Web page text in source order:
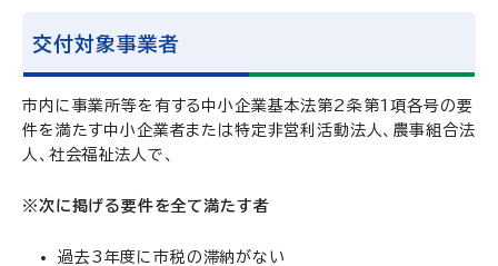
交付対象事業者
市内に事業所等を有する中小企業基本法第2条第1項各号の要
件を満たす中小企業者または特定非営利活動法人、農事組合法
人、社会福祉法人で、
※次に掲げる要件を全て満たす者
過去3年度に市税の滞納がない